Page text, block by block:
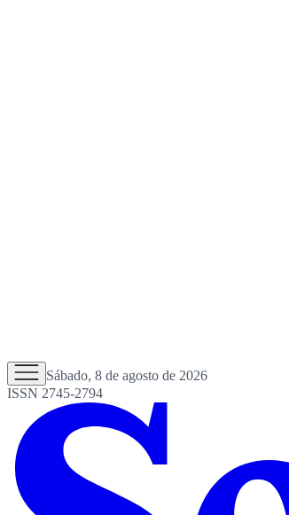
Sábado, 8 de agosto de 2026
ISSN 2745-2794